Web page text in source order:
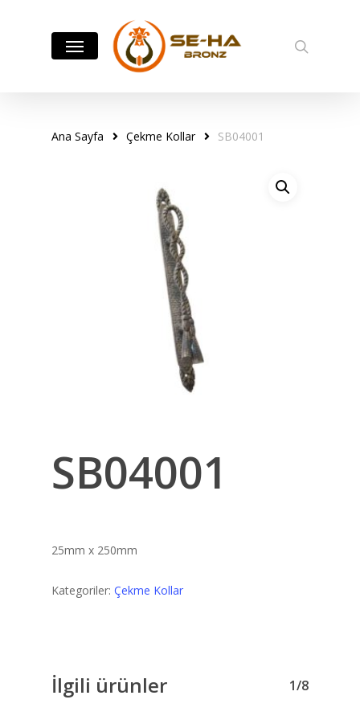
Menu
Ana Sayfa Çekme Kollar SB04001
SB04001
25mm x 250mm
Kategoriler: Çekme Kollar
İlgili ürünler 1/8